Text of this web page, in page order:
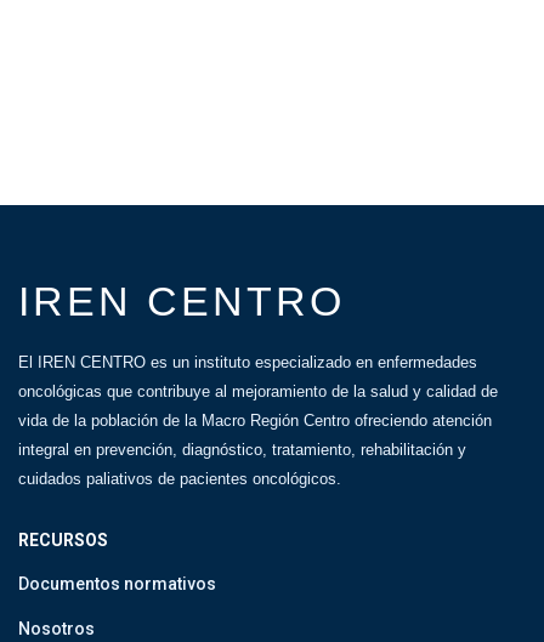
IREN CENTRO
El IREN CENTRO es un instituto especializado en enfermedades
oncológicas que contribuye al mejoramiento de la salud y calidad de
vida de la población de la Macro Región Centro ofreciendo atención
integral en prevención, diagnóstico, tratamiento, rehabilitación y
cuidados paliativos de pacientes oncológicos.
RECURSOS
Documentos normativos
Nosotros